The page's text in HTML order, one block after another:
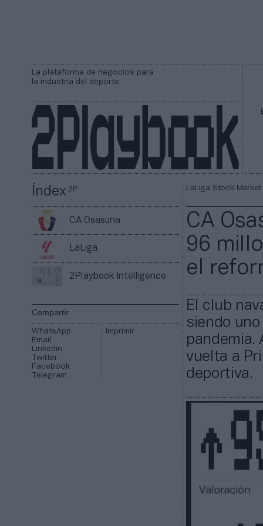
La plataforma de negocios para
la industria del deporte
Índex2P
CA Osasuna
LaLiga
2Playbook Intelligence
Compartir
WhatsApp
Email
Linkedin
Twitter
Facebook
Telegram
Imprimir
LaLiga Stock Market
CA
96
el
El club
siendo
pandemia.
vuelta a
deportiva.